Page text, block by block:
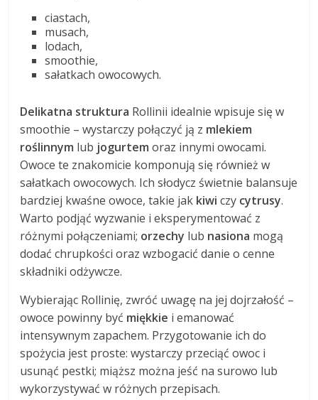
ciastach,
musach,
lodach,
smoothie,
sałatkach owocowych.
Delikatna struktura Rollinii idealnie wpisuje się w
smoothie – wystarczy połączyć ją z mlekiem
roślinnym lub jogurtem oraz innymi owocami.
Owoce te znakomicie komponują się również w
sałatkach owocowych. Ich słodycz świetnie balansuje
bardziej kwaśne owoce, takie jak kiwi czy cytrusy.
Warto podjąć wyzwanie i eksperymentować z
różnymi połączeniami; orzechy lub nasiona mogą
dodać chrupkości oraz wzbogacić danie o cenne
składniki odżywcze.
Wybierając Rollinię, zwróć uwagę na jej dojrzałość –
owoce powinny być miękkie i emanować
intensywnym zapachem. Przygotowanie ich do
spożycia jest proste: wystarczy przeciąć owoc i
usunąć pestki; miąższ można jeść na surowo lub
wykorzystywać w różnych przepisach.